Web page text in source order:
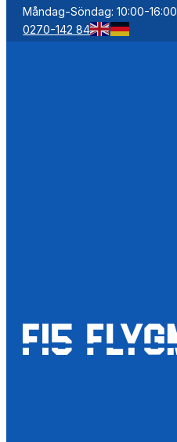
Måndag-Söndag: 10:00-16:00
0270-142 84